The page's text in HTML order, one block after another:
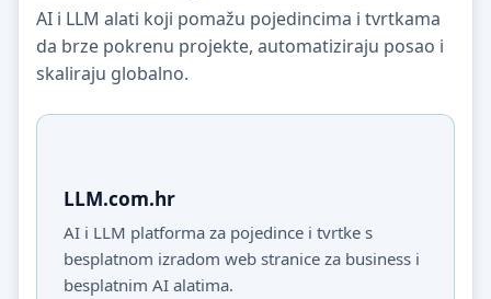
AI i LLM alati koji pomažu pojedincima i tvrtkama
da brze pokrenu projekte, automatiziraju posao i
skaliraju globalno.
LLM.com.hr
AI i LLM platforma za pojedince i tvrtke s
besplatnom izradom web stranice za business i
besplatnim AI alatima.